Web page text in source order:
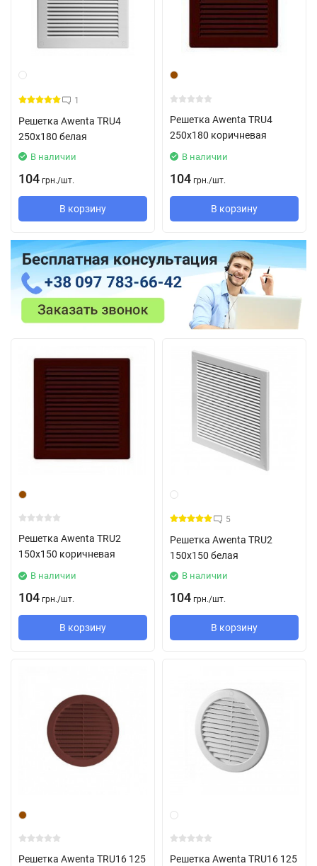
1
Решетка Awenta TRU4
250х180 белая
В наличии
104 грн./шт.
В корзину
Решетка Awenta TRU4
250х180 коричневая
В наличии
104 грн./шт.
В корзину
Решетка Awenta TRU2
150х150 коричневая
В наличии
104 грн./шт.
В корзину
5
Решетка Awenta TRU2
150х150 белая
В наличии
104 грн./шт.
В корзину
Решетка Awenta TRU16 125 Решетка Awenta TRU16 125